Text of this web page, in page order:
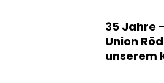
35 Jahre
Union
unserem